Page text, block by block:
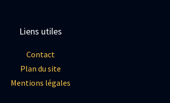
Liens utiles
Contact
Plan du site
Mentions légales